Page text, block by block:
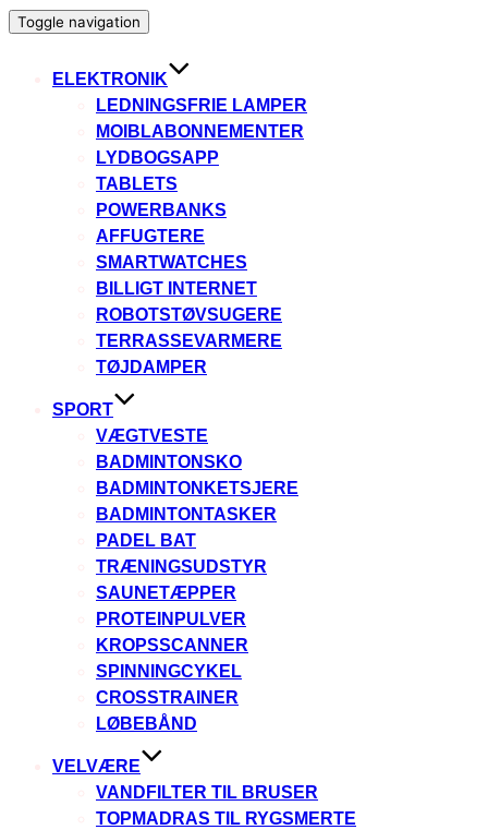
Toggle navigation
ELEKTRONIK
LEDNINGSFRIE LAMPER
MOIBLABONNEMENTER
LYDBOGSAPP
TABLETS
POWERBANKS
AFFUGTERE
SMARTWATCHES
BILLIGT INTERNET
ROBOTSTØVSUGERE
TERRASSEVARMERE
TØJDAMPER
SPORT
VÆGTVESTE
BADMINTONSKO
BADMINTONKETSJERE
BADMINTONTASKER
PADEL BAT
TRÆNINGSUDSTYR
SAUNETÆPPER
PROTEINPULVER
KROPSSCANNER
SPINNINGCYKEL
CROSSTRAINER
LØBEBÅND
VELVÆRE
VANDFILTER TIL BRUSER
TOPMADRAS TIL RYGSMERTE